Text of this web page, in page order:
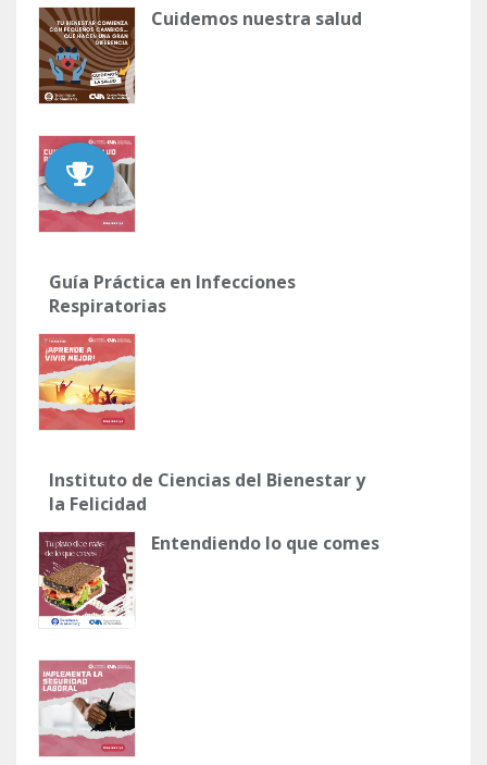
Cuidemos nuestra salud
Guía Práctica en Infecciones
Respiratorias
Instituto de Ciencias del Bienestar y
la Felicidad
Entendiendo lo que comes